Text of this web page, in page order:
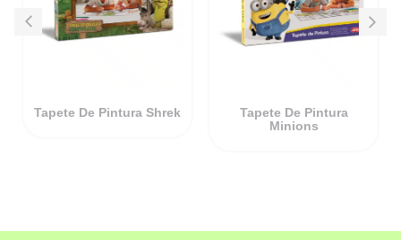
Tapete De Pintura Shrek
Tapete De Pintura
Minions